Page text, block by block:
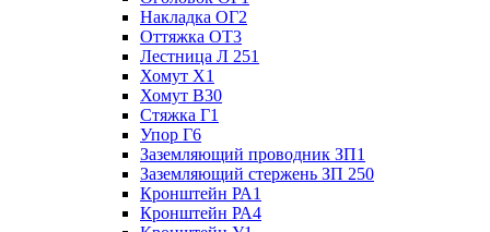
Накладка ОГ2
Оттяжка ОТ3
Лестница Л 251
Хомут Х1
Хомут В30
Стяжка Г1
Упор Г6
Заземляющий проводник ЗП1
Заземляющий стержень ЗП 250
Кронштейн РА1
Кронштейн РА4